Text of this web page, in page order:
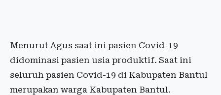
Menurut Agus saat ini pasien Covid-19
didominasi pasien usia produktif. Saat ini
seluruh pasien Covid-19 di Kabupaten Bantul
merupakan warga Kabupaten Bantul.